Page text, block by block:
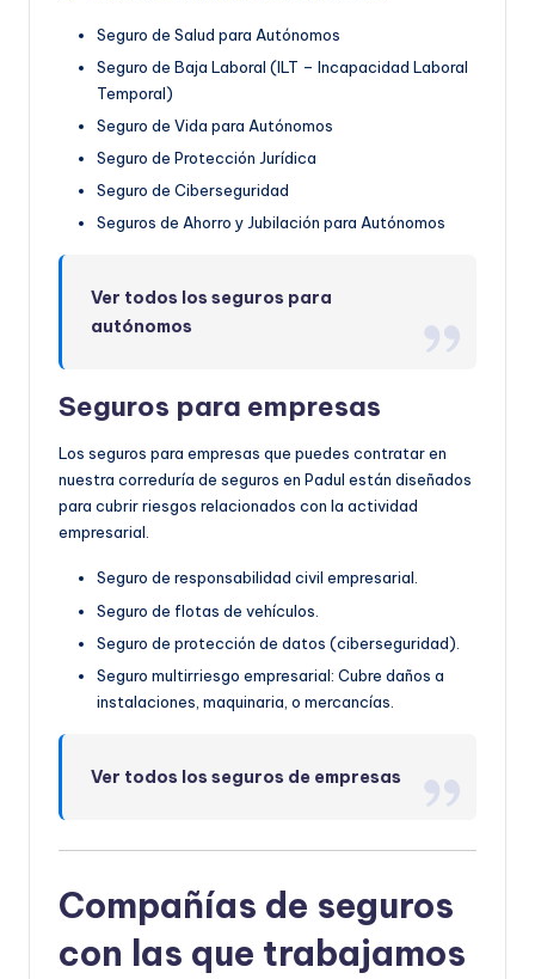
Seguro de Salud para Autónomos
Seguro de Baja Laboral (ILT – Incapacidad Laboral
Temporal)
Seguro de Vida para Autónomos
Seguro de Protección Jurídica
Seguro de Ciberseguridad
Seguros de Ahorro y Jubilación para Autónomos
Ver todos los seguros para
autónomos
Seguros para empresas
Los seguros para empresas que puedes contratar en
nuestra correduría de seguros en Padul están diseñados
para cubrir riesgos relacionados con la actividad
empresarial.
Seguro de responsabilidad civil empresarial.
Seguro de flotas de vehículos.
Seguro de protección de datos (ciberseguridad).
Seguro multirriesgo empresarial: Cubre daños a
instalaciones, maquinaria, o mercancías.
Ver todos los seguros de empresas
Compañías de seguros
con las que trabajamos